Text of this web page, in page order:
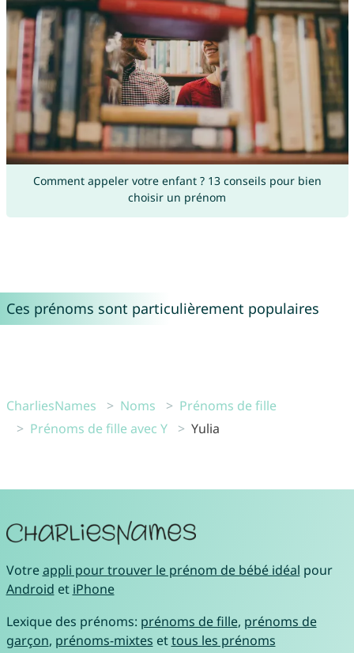
Comment appeler votre enfant ? 13 conseils pour bien
choisir un prénom
Ces prénoms sont particulièrement populaires
CharliesNames Noms
Prénoms de fille
Prénoms de fille avec Y
Yulia
Votreappli pour trouver le prénom de bébé idéal pour
Android et iPhone
Lexique des prénoms: prénoms de fille, prénoms de
garçon, prénoms-mixtes ettous les prénoms